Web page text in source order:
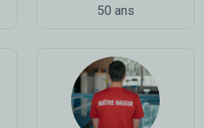
50 ans